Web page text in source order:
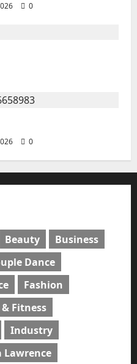
0
0
Beauty
Business
Dance
Fashion
Fitness
Industry
Lawrence